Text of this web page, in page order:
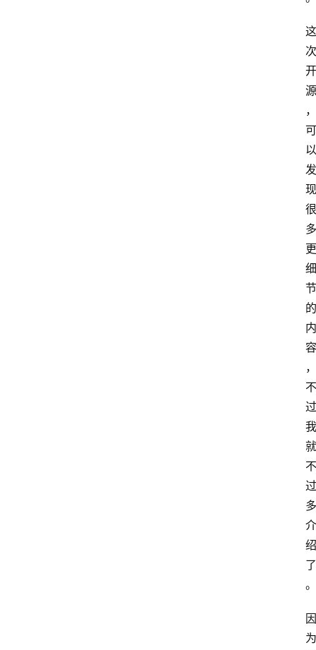
这
次
开
源
，
可
以
发
现
很
多
更
细
节
的
内
容
，
不
过
我
就
不
过
多
介
绍
了
。
因
为